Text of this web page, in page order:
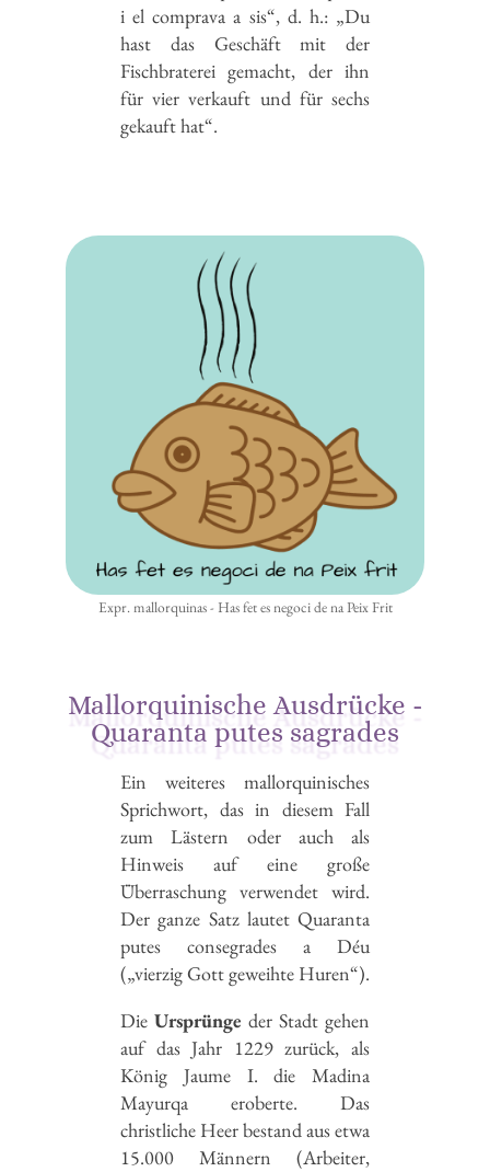
i el comprava a sis“, d. h.: „Du
hast das Geschäft mit der
Fischbraterei gemacht, der ihn
für vier verkauft und für sechs
gekauft hat“.
Expr. mallorquinas - Has fet es negoci de na Peix Frit
Mallorquinische Ausdrücke -
Quaranta putes sagrades
Ein weiteres mallorquinisches
Sprichwort, das in diesem Fall
zum Lästern oder auch als
Hinweis auf eine große
Überraschung verwendet wird.
Der ganze Satz lautet Quaranta
putes consegrades a Déu
(„vierzig Gott geweihte Huren“).
Die Ursprünge der Stadt gehen
auf das Jahr 1229 zurück, als
König Jaume I. die Madina
Mayurqa eroberte. Das
christliche Heer bestand aus etwa
15.000 Männern (Arbeiter,